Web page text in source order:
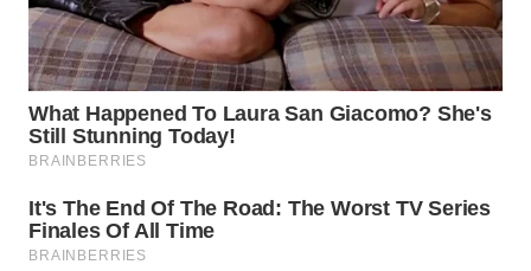
MKLI
LPKKI
LKKI
KOPEKLIN
PORTAL